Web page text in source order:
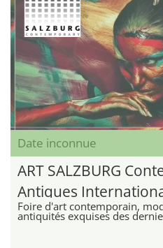
Date inconnue
ART SALZBURG
Antiques
Foire d'art contemporain,
antiquités exquises des